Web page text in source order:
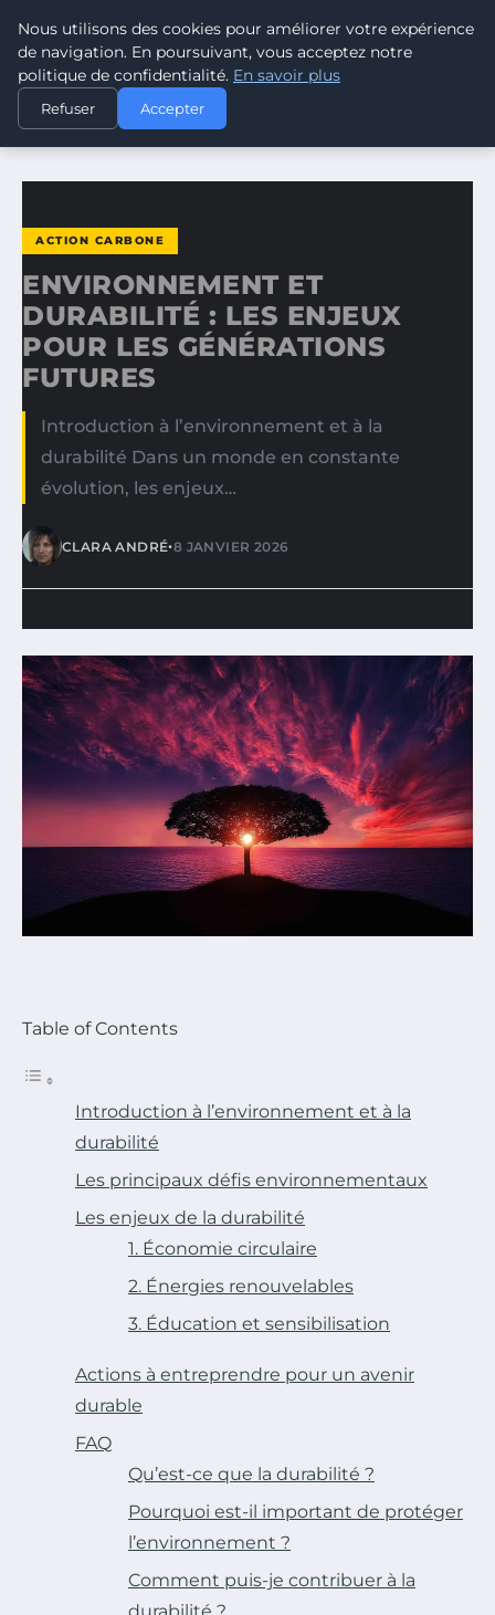
CLIMATE RESPONSE BLOG
ACCUEIL
ACTION CARBONE
ENVIRONNEMENT ET DURABILITÉ : LES ENJEUX POUR LES…
ACTION CARBONE
ENVIRONNEMENT ET
DURABILITÉ : LES ENJEUX
POUR LES GÉNÉRATIONS
FUTURES
Introduction à l’environnement et à la
durabilité Dans un monde en constante
évolution, les enjeux…
CLARA ANDRÉ•8 JANVIER 2026
Table of Contents
Introduction à l’environnement et à la
durabilité
Les principaux défis environnementaux
Les enjeux de la durabilité
1. Économie circulaire
2. Énergies renouvelables
3. Éducation et sensibilisation
Actions à entreprendre pour un avenir
durable
FAQ
Qu’est-ce que la durabilité ?
Pourquoi est-il important de protéger
l’environnement ?
Comment puis-je contribuer à la
Nous utilisons des cookies pour améliorer votre expérience
de navigation. En poursuivant, vous acceptez notre
politique de confidentialité. En savoir plus
Refuser Accepter